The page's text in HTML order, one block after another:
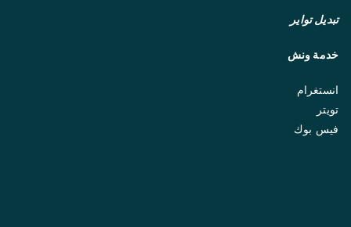
تبديل تواير
خدمة ونش
انستغرام
تويتر
فيس بوك